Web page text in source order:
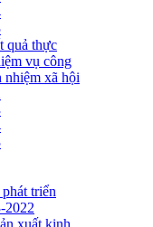
quả thực
vụ công
nhiệm xã hội
triển
2022
xuất kinh